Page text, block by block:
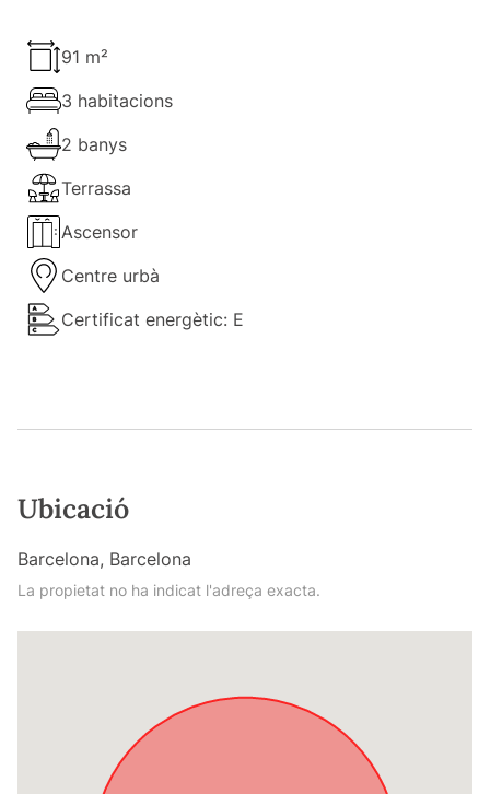
91 m²
3 habitacions
2 banys
Terrassa
Ascensor
Centre urbà
Certificat energètic: E
Ubicació
Barcelona, Barcelona
La propietat no ha indicat l'adreça exacta.